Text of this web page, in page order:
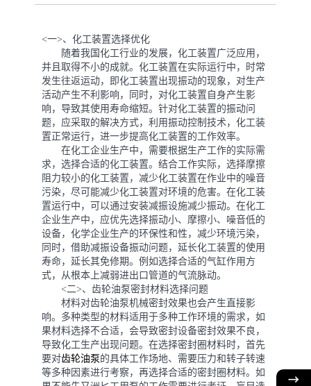
<一>、化工装置选择优化
随着我国化工行业的发展，化工装置广泛应用，
并且取得不小的成就。化工装置在实际运行中，时常
发生往返运动，即化工装置出现振动的现象，对生产
活动产生不利影响，同时，对化工装置自身产生影
响，导致其使用寿命缩短。针对化工装置的振动问
题，应采取的解决方式，利用振动控制技术，化工装
置正常运行，进一步提高化工装置的工作效率。
在化工企业生产中，需要根据生产工作的实际需
求，选择合适的化工装置。结合工作实际，选择摩擦
阻力较小的化工装置，减少化工装置在作业中的噪音
污染，尽可能减少化工装置对环境的危害。在化工装
置运行中，可以通过安装减振设施减少振动。在化工
企业生产中，应优先选择振动小、摩擦小、噪音低的
设备，化学企业生产的环保性和性，减少环境污染，
同时，借助减振设备振动问题，延长化工装置的使用
寿命，延长其免修期。例如选择合适的气缸作用方
式，从根本上减弱进出口管道的气流脉动。
<二>、齿轮油泵密封材料选择问题
材料对齿轮油泵机械密封效果也会产生直接影
响。多种类型的材料适用于多种工作环境的需求，如
果材料选择不合适，会导致密封设备密封效果不良，
导致化工生产出现问题。在选择密封圈材料时，首先
要对齿轮油泵 的具体工作场地、需要压力和转子转速
等多种因素进行考察，再选择合适的密封圈材料。如